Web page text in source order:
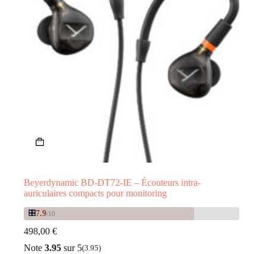
Beyerdynamic BD-DT72-IE – Écouteurs intra-
auriculaires compacts pour monitoring
🎛️7.9/10
498,00 €
Note 3.95 sur 5(3.95)